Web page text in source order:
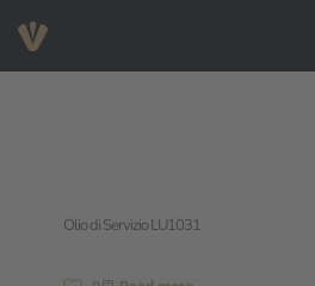
Olio di Servizio LU1031